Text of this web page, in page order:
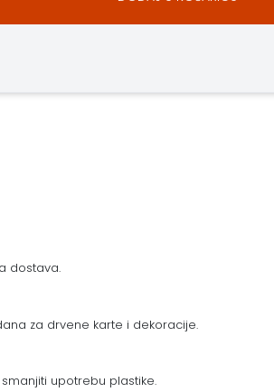
dostava.
za drvene karte i dekoracije.
upotrebu plastike.